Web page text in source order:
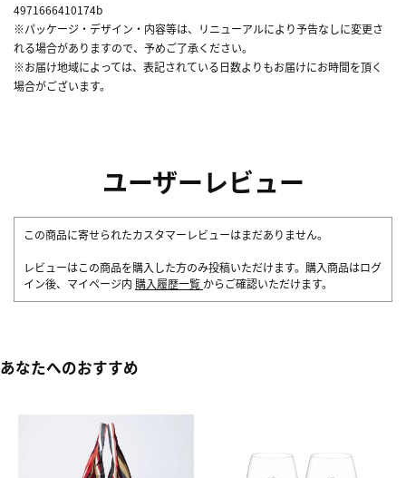
4971666410174b
※パッケージ・デザイン・内容等は、リニューアルにより予告なしに変更さ
れる場合がありますので、予めご了承ください。
※お届け地域によっては、表記されている日数よりもお届けにお時間を頂く
場合がございます。
ユーザーレビュー
この商品に寄せられたカスタマーレビューはまだありません。
レビューはこの商品を購入した方のみ投稿いただけます。購入商品はログ
イン後、マイページ内 購入履歴一覧 からご確認いただけます。
あなたへのおすすめ